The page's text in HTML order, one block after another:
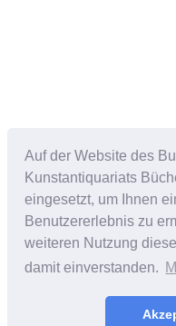
Auf der Website des
Kunstantiquariats
eingesetzt, um Ihnen
Benutzererlebnis zu
weiteren Nutzung
damit einverstanden.